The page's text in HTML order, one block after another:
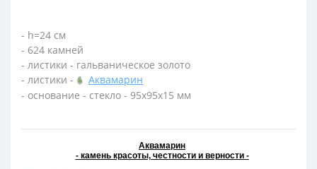
- h=24 см
- 624 камней
- листики - гальваническое золото
- листики -
Аквамарин
- основание - стекло - 95х95х15 мм
Аквамарин
- камень красоты, честности и верности -